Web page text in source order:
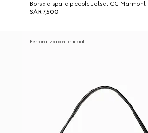
Borsa a spalla piccola Jetset GG Marmont
SAR 7,500
Personalizza con le iniziali